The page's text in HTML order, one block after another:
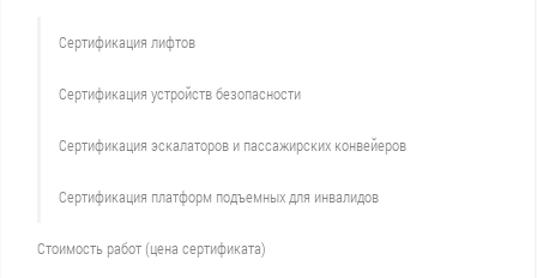
Сертификация лифтов
Сертификация устройств безопасности
Сертификация эскалаторов и пассажирских конвейеров
Сертификация платформ подъемных для инвалидов
Стоимость работ (цена сертификата)